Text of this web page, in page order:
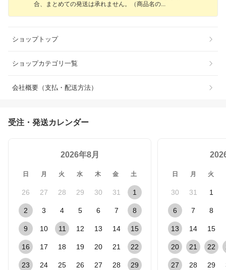
合、まとめての発送は承れません。（商品名の
ショップトップ
ショップカテゴリ一覧
会社概要（支払・配送方法）
受注・発送カレンダー
2026年8月
日 月 火 水 木 金 土
26 27 28 29 30 31 1
2 3 4 5 6 7 8
9 10 11 12 13 14 15
16 17 18 19 20 21 22
23 24 25 26 27 28 29
日 月 火
30 31 1
6 7 8
13 14 15
20 21 22
27 28 29